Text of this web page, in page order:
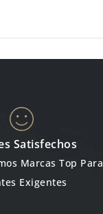
Satisfechos
Marcas Top Para
Exigentes